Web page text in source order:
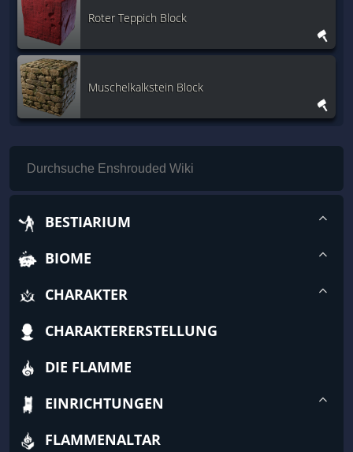
Roter Teppich Block
Muschelkalkstein Block
BESTIARIUM
BIOME
CHARAKTER
CHARAKTERERSTELLUNG
DIE FLAMME
EINRICHTUNGEN
FLAMMENALTAR